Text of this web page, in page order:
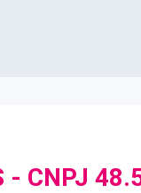
- CNPJ